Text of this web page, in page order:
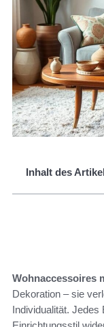
Inhalt des
Wohnaccessoires
Dekoration – sie
Individualität. Jedes